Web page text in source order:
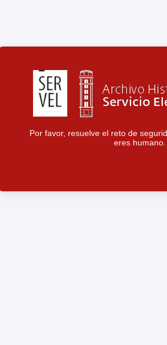
Por favor, resuelve el reto de
eres humano.